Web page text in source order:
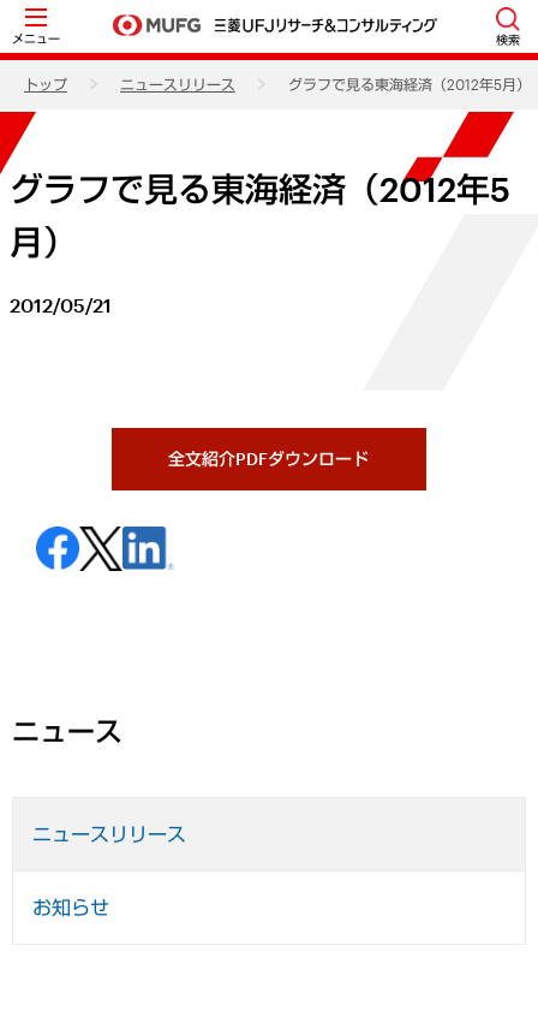
メニュー 検索
トップ ニュースリリース グラフで見る東海経済（2012年5月）
グラフで見る東海経済（2012年5
月）
2012/05/21
全文紹介PDFダウンロード
ニュース
ニュースリリース
お知らせ